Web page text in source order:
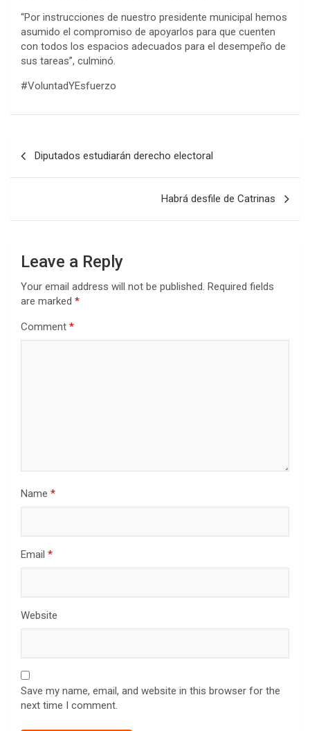
“Por instrucciones de nuestro presidente municipal hemos
asumido el compromiso de apoyarlos para que cuenten
con todos los espacios adecuados para el desempeño de
sus tareas”, culminó.
#VoluntadYEsfuerzo
navigation
Diputados estudiarán derecho electoral
Habrá desfile de Catrinas
Leave a Reply
Your email address will not be published. Required fields
are marked *
Comment *
Name *
Email *
Website
Save my name, email, and website in this browser for the
next time I comment.